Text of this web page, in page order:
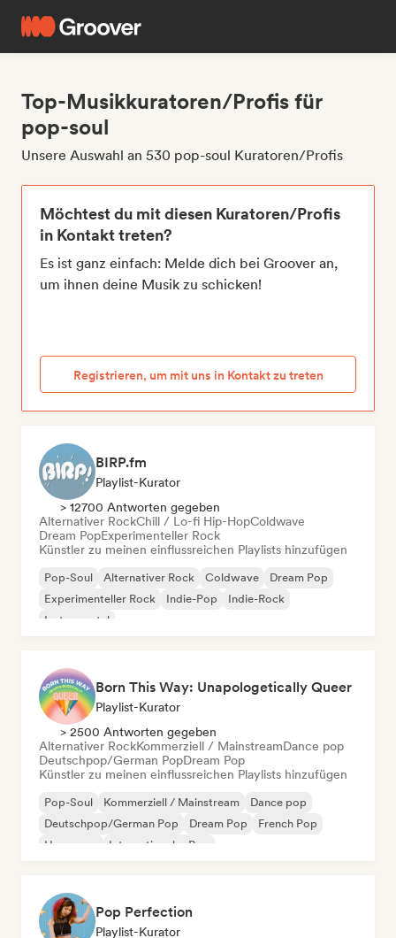
Top-Musikkuratoren/Profis für
pop-soul
Unsere Auswahl an 530 pop-soul Kuratoren/Profis
Möchtest du mit diesen Kuratoren/Profis
in Kontakt treten?
Es ist ganz einfach: Melde dich bei Groover an,
um ihnen deine Musik zu schicken!
Registrieren, um mit uns in Kontakt zu treten
BIRP.fm
Playlist-Kurator
> 12700 Antworten gegeben
Alternativer RockChill / Lo-fi Hip-HopColdwave
Dream PopExperimenteller Rock
Künstler zu meinen einflussreichen Playlists hinzufügen
Pop-Soul Alternativer Rock Coldwave
Dream Pop
Experimenteller Rock
Indie-Pop
Indie-Rock
Instrumental
Born This Way: Unapologetically Queer
Playlist-Kurator
> 2500 Antworten gegeben
Alternativer RockKommerziell / MainstreamDance pop
Deutschpop/German PopDream Pop
Künstler zu meinen einflussreichen Playlists hinzufügen
Pop-Soul Kommerziell / Mainstream
Dance pop
Deutschpop/German Pop
Dream Pop
French Pop
Hyperpop
Internationaler Pop
Pop Perfection
Playlist-Kurator